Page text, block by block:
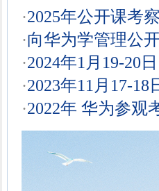
·2025年公开课考
·向华为学管理公
·2024年1月19-20
·2023年11月17-
·2022年 华为参观